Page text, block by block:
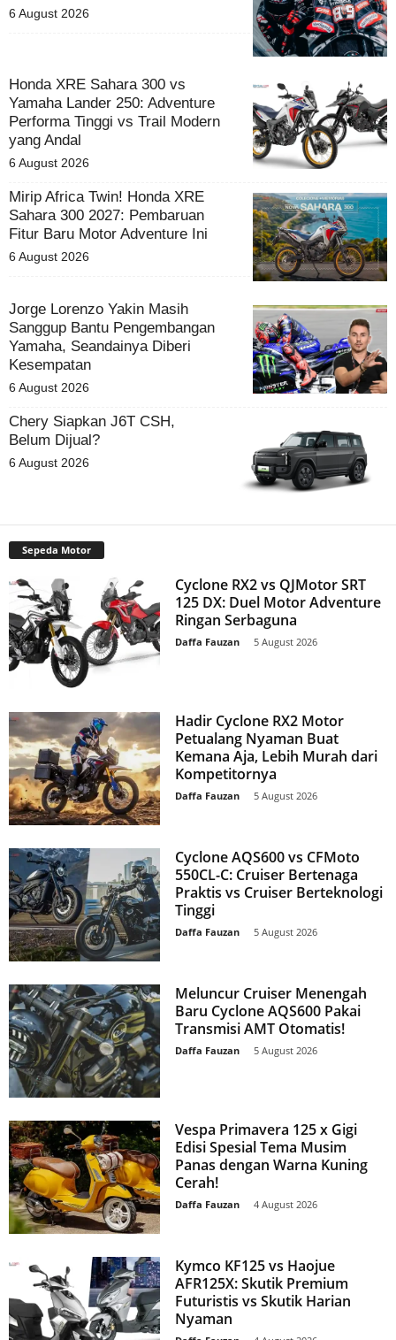
6 August 2026
Honda XRE Sahara 300 vs
Yamaha Lander 250: Adventure
Performa Tinggi vs Trail Modern
yang Andal
6 August 2026
Mirip Africa Twin! Honda XRE
Sahara 300 2027: Pembaruan
Fitur Baru Motor Adventure Ini
6 August 2026
Jorge Lorenzo Yakin Masih
Sanggup Bantu Pengembangan
Yamaha, Seandainya Diberi
Kesempatan
6 August 2026
Chery Siapkan J6T CSH,
Belum Dijual?
6 August 2026
Sepeda Motor
Cyclone RX2 vs QJMotor SRT
125 DX: Duel Motor Adventure
Ringan Serbaguna
Daffa Fauzan 5 August 2026
Hadir Cyclone RX2 Motor
Petualang Nyaman Buat
Kemana Aja, Lebih Murah dari
Kompetitornya
Daffa Fauzan 5 August 2026
Cyclone AQS600 vs CFMoto
550CL-C: Cruiser Bertenaga
Praktis vs Cruiser Berteknologi
Tinggi
Daffa Fauzan 5 August 2026
Meluncur Cruiser Menengah
Baru Cyclone AQS600 Pakai
Transmisi AMT Otomatis!
Daffa Fauzan 5 August 2026
Vespa Primavera 125 x Gigi
Edisi Spesial Tema Musim
Panas dengan Warna Kuning
Cerah!
Daffa Fauzan 4 August 2026
Kymco KF125 vs Haojue
AFR125X: Skutik Premium
Futuristis vs Skutik Harian
Nyaman